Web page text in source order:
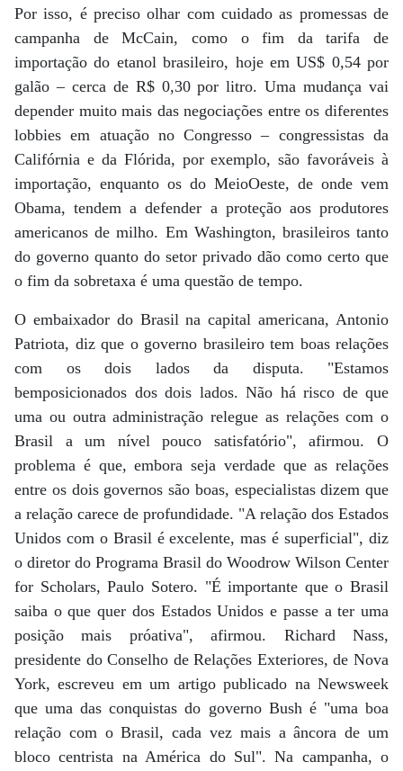
Por isso, é preciso olhar com cuidado as promessas de
campanha de McCain, como o fim da tarifa de
importação do etanol brasileiro, hoje em US$ 0,54 por
galão – cerca de R$ 0,30 por litro. Uma mudança vai
depender muito mais das negociações entre os diferentes
lobbies em atuação no Congresso – congressistas da
Califórnia e da Flórida, por exemplo, são favoráveis à
importação, enquanto os do MeioOeste, de onde vem
Obama, tendem a defender a proteção aos produtores
americanos de milho. Em Washington, brasileiros tanto
do governo quanto do setor privado dão como certo que
o fim da sobretaxa é uma questão de tempo.
O embaixador do Brasil na capital americana, Antonio
Patriota, diz que o governo brasileiro tem boas relações
com os dois lados da disputa. "Estamos
bemposicionados dos dois lados. Não há risco de que
uma ou outra administração relegue as relações com o
Brasil a um nível pouco satisfatório", afirmou. O
problema é que, embora seja verdade que as relações
entre os dois governos são boas, especialistas dizem que
a relação carece de profundidade. "A relação dos Estados
Unidos com o Brasil é excelente, mas é superficial", diz
o diretor do Programa Brasil do Woodrow Wilson Center
for Scholars, Paulo Sotero. "É importante que o Brasil
saiba o que quer dos Estados Unidos e passe a ter uma
posição mais próativa", afirmou. Richard Nass,
presidente do Conselho de Relações Exteriores, de Nova
York, escreveu em um artigo publicado na Newsweek
que uma das conquistas do governo Bush é "uma boa
relação com o Brasil, cada vez mais a âncora de um
bloco centrista na América do Sul". Na campanha, o